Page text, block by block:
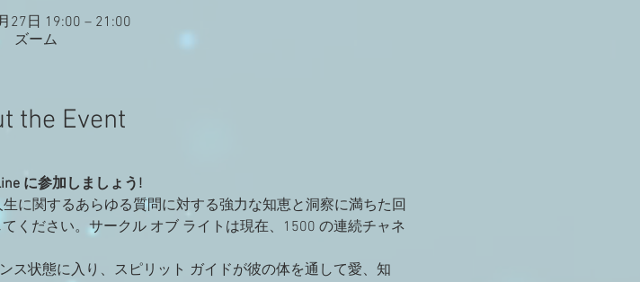
27日 19:00 – 21:00
ズーム
the Event
に参加しましょう!
に関するあらゆる質問に対する強力な知恵と洞察に満ちた回
ください。サークル オブ ライトは現在、1500 の連続チャネ
ス状態に入り、スピリット ガイドが彼の体を通して愛、知